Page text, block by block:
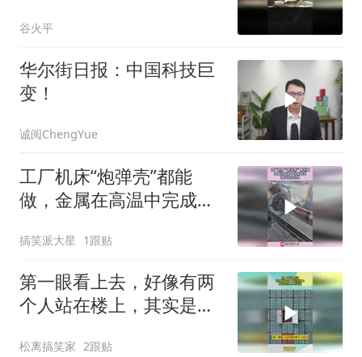
谷火平
华尔街日报：中国科技巨
变！
诚阅ChengYue
工厂机床“炮弹壳”都能
做，金属在高温中完成蜕
搞笑派大星 1跟贴
第一眼看上去，好像有两
个人站在楼上，其实是海
松离搞笑家 2跟贴